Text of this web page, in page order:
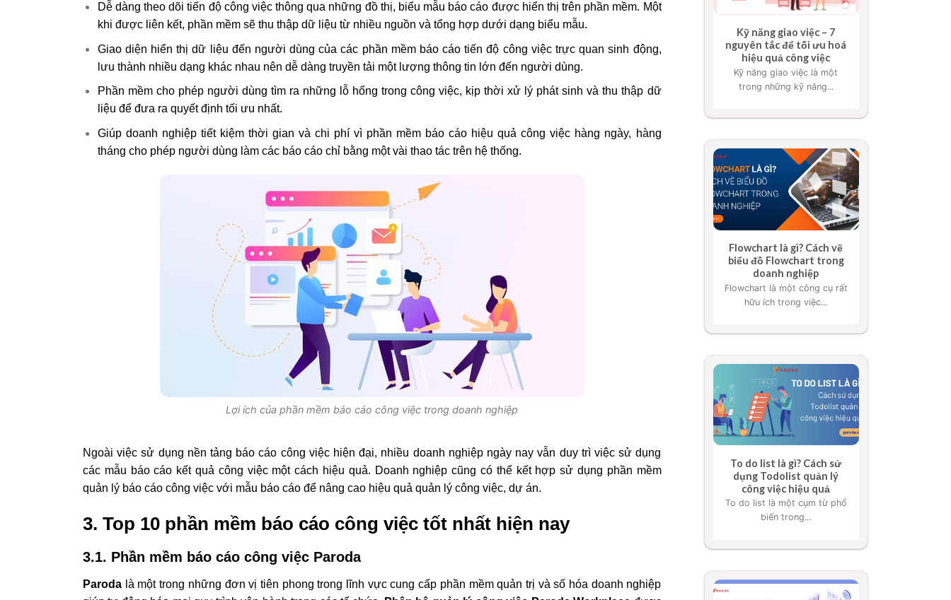
Dễ dàng theo dõi tiến độ công việc thông qua những đồ thị, biểu mẫu báo cáo được hiển thị trên phần mềm. Một
khi được liên kết, phần mềm sẽ thu thập dữ liệu từ nhiều nguồn và tổng hợp dưới dạng biểu mẫu.
Giao diện hiển thị dữ liệu đến người dùng của các phần mềm báo cáo tiến độ công việc trực quan sinh động,
lưu thành nhiều dạng khác nhau nên dễ dàng truyền tải một lượng thông tin lớn đến người dùng.
Phần mềm cho phép người dùng tìm ra những lỗ hổng trong công việc, kịp thời xử lý phát sinh và thu thập dữ
liệu để đưa ra quyết định tối ưu nhất.
Giúp doanh nghiệp tiết kiệm thời gian và chi phí vì phần mềm báo cáo hiệu quả công việc hàng ngày, hàng
tháng cho phép người dùng làm các báo cáo chỉ bằng một vài thao tác trên hệ thống.
Lợi ích của phần mềm báo cáo công việc trong doanh nghiệp
Ngoài việc sử dụng nền tảng báo cáo công việc hiện đại, nhiều doanh nghiệp ngày nay vẫn duy trì việc sử dụng
các mẫu báo cáo kết quả công việc một cách hiệu quả. Doanh nghiệp cũng có thể kết hợp sử dụng phần mềm
quản lý báo cáo công việc với mẫu báo cáo để nâng cao hiệu quả quản lý công việc, dự án.
3. Top 10 phần mềm báo cáo công việc tốt nhất hiện nay
3.1. Phần mềm báo cáo công việc Paroda
Paroda là một trong những đơn vị tiên phong trong lĩnh vực cung cấp phần mềm quản trị và số hóa doanh nghiệp
Kỹ năng giao việc – 7
nguyên tắc để tối ưu hoá
hiệu quả công việc
Kỹ năng giao việc là một
trong những kỹ năng...
Flowchart là gì? Cách vẽ
biểu đồ Flowchart trong
doanh nghiệp
Flowchart là một công cụ rất
hữu ích trong việc...
To do list là gì? Cách sử
dụng Todolist quản lý
công việc hiệu quả
To do list là một cụm từ phổ
biến trong...